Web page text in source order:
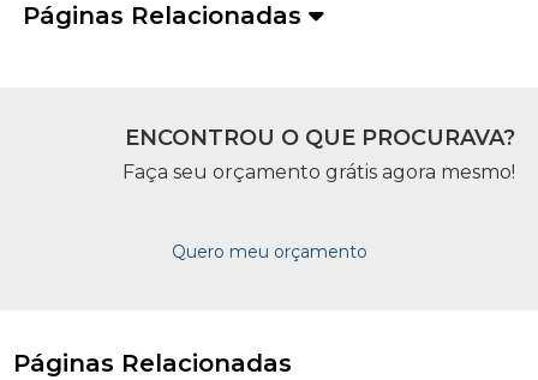
Páginas Relacionadas
ENCONTROU O QUE PROCURAVA?
Faça seu orçamento grátis agora mesmo!
Quero meu orçamento
Páginas Relacionadas